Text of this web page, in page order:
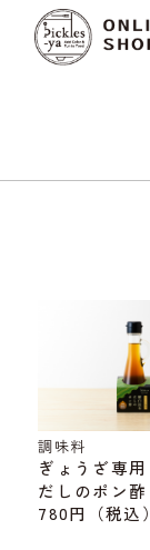
調味料
ぎょうざ専
だしのポン酢
780円
（税込）